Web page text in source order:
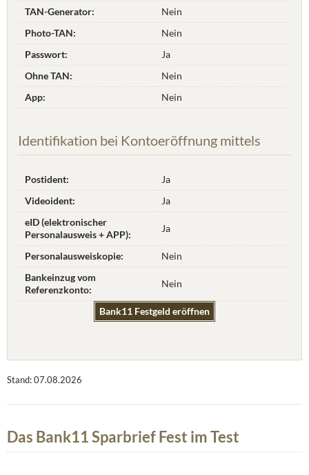
TAN-Generator:
Nein
Photo-TAN:
Nein
Passwort:
Ja
Ohne TAN:
Nein
App:
Nein
Identifikation bei Kontoeröffnung mittels
Postident:
Ja
Videoident:
Ja
eID (elektronischer
Personalausweis + APP):
Ja
Personalausweiskopie:
Nein
Bankeinzug vom
Referenzkonto:
Nein
Bank11 Festgeld eröffnen
Stand: 07.08.2026
Das Bank11 Sparbrief Fest im Test